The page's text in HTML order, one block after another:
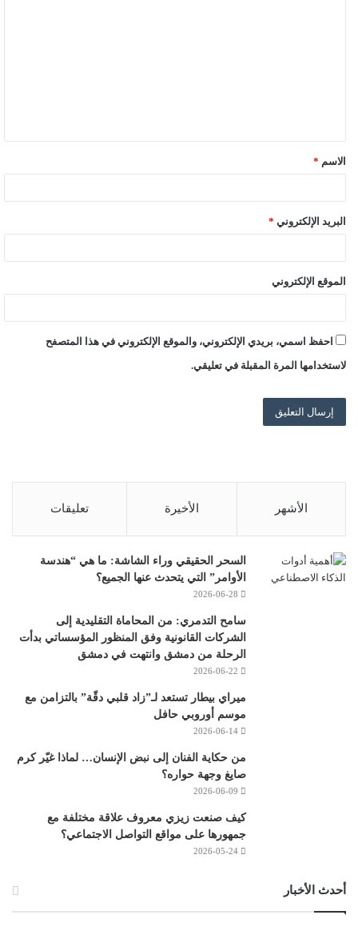
الاسم *
البريد الإلكتروني *
الموقع الإلكتروني
احفظ اسمي، بريدي الإلكتروني، والموقع الإلكتروني في هذا المتصفح
لاستخدامها المرة المقبلة في تعليقي.
الأشهر الأخيرة تعليقات
السحر الحقيقي وراء الشاشة: ما هي “هندسة
الأوامر” التي يتحدث عنها الجميع؟
2026-06-28
سامح التدمري: من المحاماة التقليدية إلى
الشركات القانونية وفق المنظور المؤسساتي بدأت
الرحلة من دمشق وانتهت في دمشق
2026-06-22
ميراي بيطار تستعد لـ”زاد قلبي دقّة” بالتزامن مع
موسم أوروبي حافل
2026-06-14
من حكاية الفنان إلى نبض الإنسان… لماذا غيّر كرم
صايغ وجهة حواره؟
2026-06-09
كيف صنعت زيزي معروف علاقة مختلفة مع
جمهورها على مواقع التواصل الاجتماعي؟
2026-05-24
أحدث الأخبار